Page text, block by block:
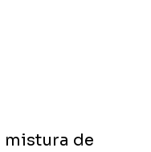
mistura de